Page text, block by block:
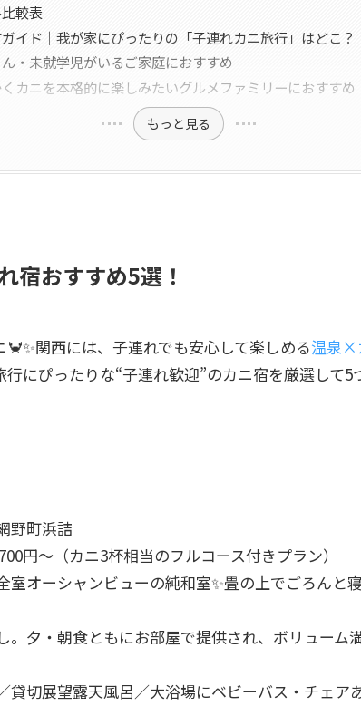
較表
イド｜我が家にぴったりの「子連れカニ旅行」はどこ？
・未就学児がいるご家庭におすすめ
カニを本格的に楽しみたいグルメファミリーにおすすめ
もっと見る
宿おすすめ5選！
関西には、子連れでも安心して楽しめる温泉×
にぴったりな“子連れ歓迎”のカニ宿を厳選して5
野町浜詰
円〜（カニ3杯相当のフルコース付きプラン）
室オーシャンビューの純和室✨畳の上でごろんと
。夕・朝食ともにお部屋で提供され、ボリューム
貸切展望露天風呂／大浴場にベビーバス・チェア